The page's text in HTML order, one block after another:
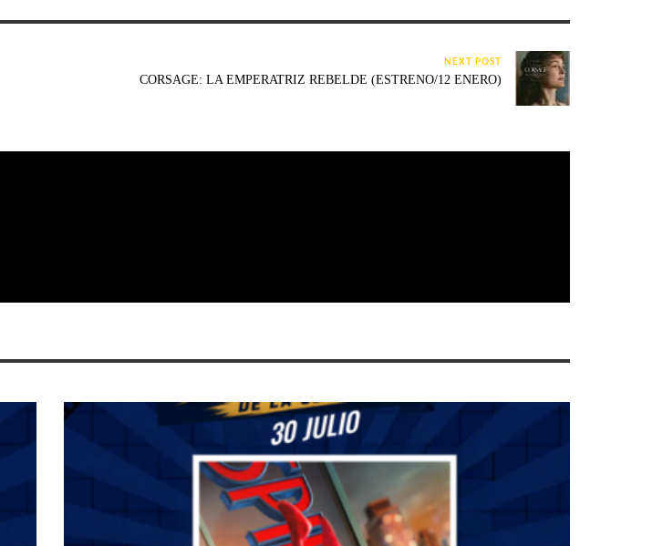
NEXT POST
CORSAGE: LA EMPERATRIZ REBELDE (ESTRENO/12 ENERO)